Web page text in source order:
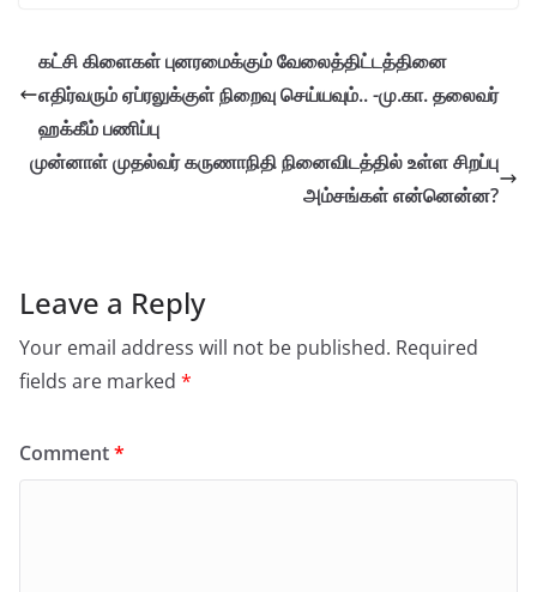
கட்சி கிளைகள் புனரமைக்கும் வேலைத்திட்டத்தினை
எதிர்வரும் ஏப்ரலுக்குள் நிறைவு செய்யவும்.. -மு.கா. தலைவர்
ஹக்கீம் பணிப்பு
முன்னாள் முதல்வர் கருணாநிதி நினைவிடத்தில் உள்ள சிறப்பு
அம்சங்கள் என்னென்ன?
Leave a Reply
Your email address will not be published. Required
fields are marked *
Comment*